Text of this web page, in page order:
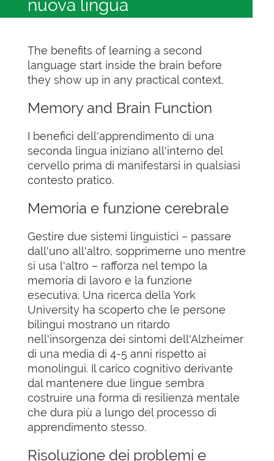
nuova lingua
The benefits of learning a second
language start inside the brain before
they show up in any practical context.
Memory and Brain Function
I benefici dell'apprendimento di una
seconda lingua iniziano all'interno del
cervello prima di manifestarsi in qualsiasi
contesto pratico.
Memoria e funzione cerebrale
Gestire due sistemi linguistici – passare
dall'uno all'altro, sopprimerne uno mentre
si usa l'altro – rafforza nel tempo la
memoria di lavoro e la funzione
esecutiva. Una ricerca della York
University ha scoperto che le persone
bilingui mostrano un ritardo
nell'insorgenza dei sintomi dell'Alzheimer
di una media di 4-5 anni rispetto ai
monolingui. Il carico cognitivo derivante
dal mantenere due lingue sembra
costruire una forma di resilienza mentale
che dura più a lungo del processo di
apprendimento stesso.
Risoluzione dei problemi e